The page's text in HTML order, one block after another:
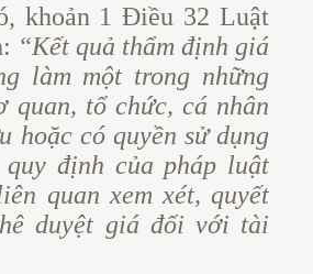
khoản 1 Điều 32 Luật
“Kết quả thẩm định giá
làm một trong những
quan, tổ chức, cá nhân
hoặc có quyền sử dụng
định của pháp luật
quan xem xét, quyết
duyệt giá đối với tài